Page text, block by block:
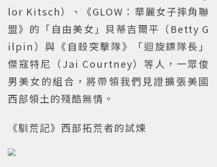
lor Kitsch）、《GLOW：華麗女子摔角聯
盟》的「自由美女」貝蒂吉爾平（Betty G
ilpin）與《自殺突擊隊》「迴旋鏢隊長」
傑寇特尼（Jai Courtney）等人，一眾俊
男美女的組合，將帶領我們見證擴張美國
西部領土的殘酷無情。
《馴荒記》西部拓荒者的試煉